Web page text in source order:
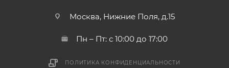
Москва, Нижние Поля, д.15
Пн – Пт: с 10:00 до 17:00
ПОЛИТИКА КОНФИДЕНЦИАЛЬНОСТИ